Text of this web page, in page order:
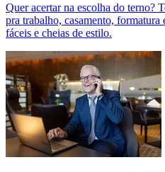
Quer acertar na escolha do terno?
pra trabalho, casamento,
fáceis e cheias de estilo.